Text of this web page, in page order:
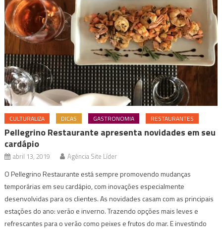
CULTURALIZA DICAS GASTRONOMIA RESTAURANTES
Pellegrino Restaurante apresenta novidades em seu
cardápio
abril 13, 2019 Agência Site Líder
O Pellegrino Restaurante está sempre promovendo mudanças
temporárias em seu cardápio, com inovações especialmente
desenvolvidas para os clientes. As novidades casam com as principais
estações do ano: verão e inverno. Trazendo opções mais leves e
refrescantes para o verão como peixes e frutos do mar. E investindo